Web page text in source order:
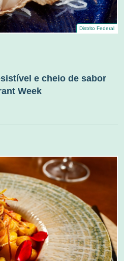
Distrito Federal
e cheio de sabor
Week